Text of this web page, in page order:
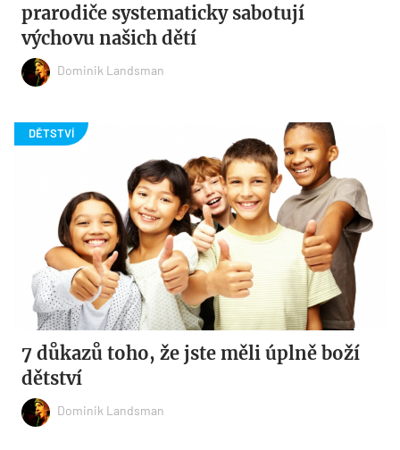
prarodiče systematicky sabotují
výchovu našich dětí
Dominik Landsman
7 důkazů toho, že jste měli úplně boží
dětství
Dominik Landsman